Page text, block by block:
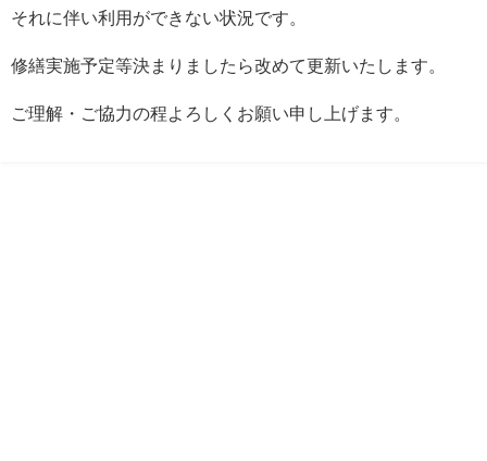
それに伴い利用ができない状況です。
修繕実施予定等決まりましたら改めて更新いたします。
ご理解・ご協力の程よろしくお願い申し上げます。